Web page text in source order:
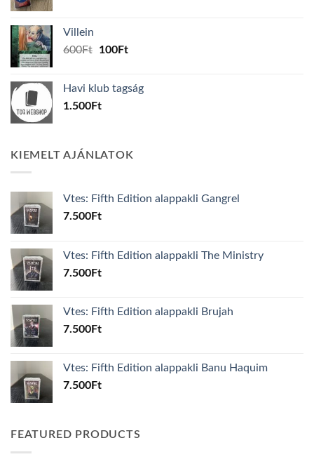
Villein
600Ft
Original
600Ft.
100FtCurrent
100Ft.
Havi klub tagság
1.500Ft
KIEMELT AJÁNLATOK
Vtes: Fifth Edition alappakli Gangrel
7.500Ft
Vtes: Fifth Edition alappakli The Ministry
7.500Ft
Vtes: Fifth Edition alappakli Brujah
7.500Ft
Vtes: Fifth Edition alappakli Banu Haquim
7.500Ft
FEATURED PRODUCTS